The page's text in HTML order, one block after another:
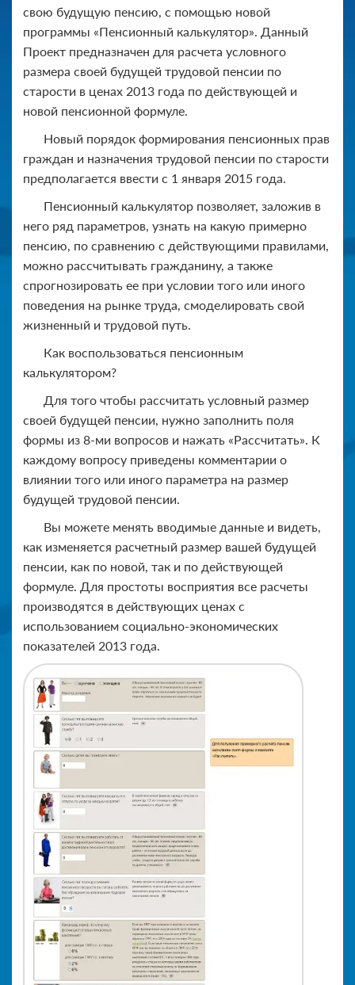
свою будущую пенсию, с помощью новой
программы «Пенсионный калькулятор». Данный
Проект предназначен для расчета условного
размера своей будущей трудовой пенсии по
старости в ценах 2013 года по действующей и
новой пенсионной формуле.
Новый порядок формирования пенсионных прав
граждан и назначения трудовой пенсии по старости
предполагается ввести с 1 января 2015 года.
Пенсионный калькулятор позволяет, заложив в
него ряд параметров, узнать на какую примерно
пенсию, по сравнению с действующими правилами,
можно рассчитывать гражданину, а также
спрогнозировать ее при условии того или иного
поведения на рынке труда, смоделировать свой
жизненный и трудовой путь.
Как воспользоваться пенсионным
калькулятором?
Для того чтобы рассчитать условный размер
своей будущей пенсии, нужно заполнить поля
формы из 8-ми вопросов и нажать «Рассчитать». К
каждому вопросу приведены комментарии о
влиянии того или иного параметра на размер
будущей трудовой пенсии.
Вы можете менять вводимые данные и видеть,
как изменяется расчетный размер вашей будущей
пенсии, как по новой, так и по действующей
формуле. Для простоты восприятия все расчеты
производятся в действующих ценах с
использованием социально-экономических
показателей 2013 года.